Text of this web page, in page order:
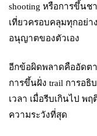
shooting หรือการขึ้น
เที่ยวครอบคลุมทุกอย่
อนุญาตของตัวเอง
อีกข้อผิดพลาดคืออัดตา
การขึ้นฝั่ง trail การอธิ
เวลา เมื่อรีบเกินไป พ
ความระวังที่สุด